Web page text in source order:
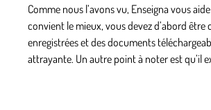
Comme nous l’avons vu, Enseigna vous
convient le mieux, vous devez d’abord
enregistrées et des documents
attrayante. Un autre point à noter est qu’il